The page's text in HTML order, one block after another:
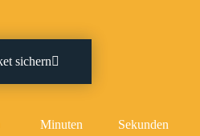
sichern
Minuten Sekunden